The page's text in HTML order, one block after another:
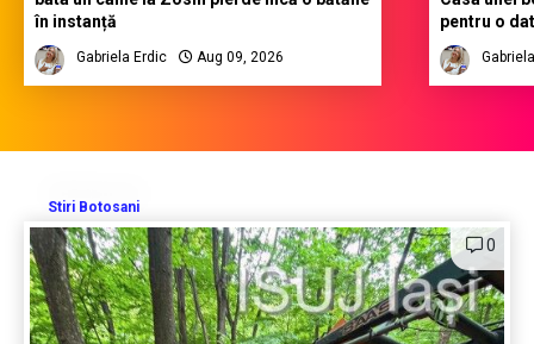
în instanță
Gabriela Erdic Aug 09, 2026
pentru o
Stiri Botosani
0